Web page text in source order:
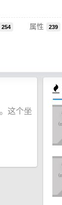
254 属性 239
这个坐